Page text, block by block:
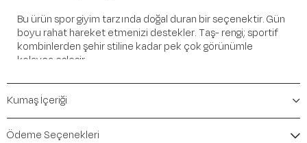
Bu ürün spor giyim tarzında doğal duran bir seçenektir. Gün
boyu rahat hareket etmenizi destekler. Taş- rengi; sportif
kombinlerden şehir stiline kadar pek çok görünümle
kolayca eşleşir.
Öne Çıkan Detaylar
Marka:Maraton
Renk:Taş-
Kumaş İçeriği
Ödeme Seçenekleri